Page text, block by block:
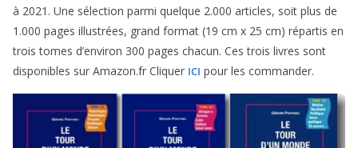
à 2021 . Une sélec­tion par­mi quelque 2.000 articles, soit plus de
1 .000 pages illus­trées, grand for­mat (19 cm x 25 cm) répar­tis en
trois tomes d’environ 300 pages cha­cun. Ces trois livres sont
dis­po­nibles sur Amazon​.fr Cliquer ICI pour les commander.